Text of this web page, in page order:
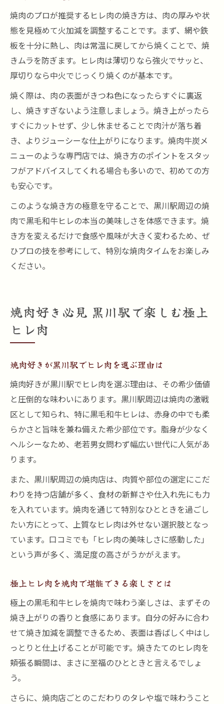
焼肉のプロが推奨するヒレ肉の焼き方は、肉の厚みや状
態を見極めて火加減を調整することです。まず、網や鉄
板を十分に熱し、肉は常温に戻してから焼くことで、焼
きムラを防ぎます。ヒレ肉は薄切りなら強火でサッと、
厚切りなら中火でじっくり焼くのが基本です。
焼く際は、肉の表面がきつね色になったらすぐに裏返
し、焼きすぎないよう注意しましょう。焼き上がったら
すぐにカットせず、少し休ませることで肉汁が落ち着
き、よりジューシーな仕上がりになります。焼肉牛炭メ
ニューのような専門店では、焼き方のポイントをスタッ
フがアドバイスしてくれる場合も多いので、初めての方
も安心です。
このような焼き方の極意を守ることで、黒川駅周辺の焼
肉で黒毛和牛ヒレの本当の美味しさを体感できます。焼
き方を変えるだけで食感や風味が大きく変わるため、ぜ
ひプロの技を参考にして、特別な焼肉タイムをお楽しみ
ください。
焼肉好き必見 黒川駅で楽しむ極上
ヒレ肉
焼肉好きが黒川駅でヒレ肉を選ぶ理由は
焼肉好きが黒川駅でヒレ肉を選ぶ理由は、その希少価値
と圧倒的な味わいにあります。黒川駅周辺は焼肉の激戦
区として知られ、特に黒毛和牛ヒレは、赤身の中でも柔
らかさと旨味を兼ね備えた希少部位です。脂身が少なく
ヘルシーなため、老若男女問わず幅広い世代に人気があ
ります。
また、黒川駅周辺の焼肉店は、肉質や部位の選定にこだ
わりを持つ店舗が多く、食材の新鮮さや仕入れ先にも力
を入れています。焼肉を通じて特別なひとときを過ごし
たい方にとって、上質なヒレ肉は外せない選択肢となっ
ています。口コミでも「ヒレ肉の美味しさに感動した」
という声が多く、満足度の高さがうかがえます。
極上ヒレ肉を焼肉で堪能できる楽しさとは
極上の黒毛和牛ヒレを焼肉で味わう楽しさは、まずその
焼き上がりの香りと食感にあります。自分の好みに合わ
せて焼き加減を調整できるため、表面は香ばしく中はし
っとりと仕上げることが可能です。焼きたてのヒレ肉を
頬張る瞬間は、まさに至福のひとときと言えるでしょ
う。
さらに、焼肉店ごとのこだわりのタレや塩で味わうこと